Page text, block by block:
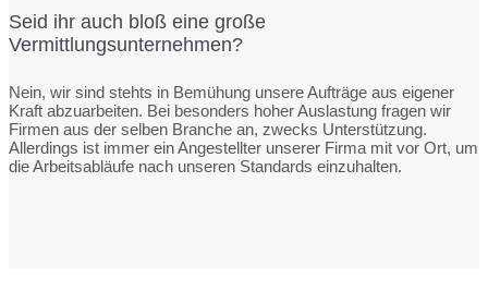
Seid ihr auch bloß eine große
Vermittlungsunternehmen?
Nein, wir sind stehts in Bemühung unsere Aufträge aus eigener
Kraft abzuarbeiten. Bei besonders hoher Auslastung fragen wir
Firmen aus der selben Branche an, zwecks Unterstützung.
Allerdings ist immer ein Angestellter unserer Firma mit vor Ort, um
die Arbeitsabläufe nach unseren Standards einzuhalten.